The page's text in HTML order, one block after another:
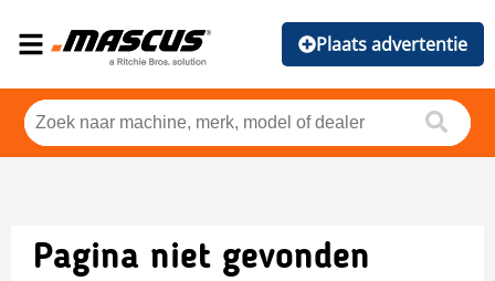
Plaats advertentie
Pagina niet gevonden